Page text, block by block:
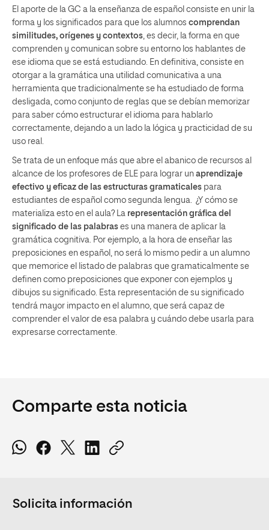
El aporte de la GC a la enseñanza de español consiste en unir la
forma y los significados para que los alumnos comprendan
similitudes, orígenes y contextos, es decir, la forma en que
comprenden y comunican sobre su entorno los hablantes de
ese idioma que se está estudiando. En definitiva, consiste en
otorgar a la gramática una utilidad comunicativa a una
herramienta que tradicionalmente se ha estudiado de forma
desligada, como conjunto de reglas que se debían memorizar
para saber cómo estructurar el idioma para hablarlo
correctamente, dejando a un lado la lógica y practicidad de su
uso real.
Se trata de un enfoque más que abre el abanico de recursos al
alcance de los profesores de ELE para lograr un aprendizaje
efectivo y eficaz de las estructuras gramaticales para
estudiantes de español como segunda lengua. ¿Y cómo se
materializa esto en el aula? La representación gráfica del
significado de las palabras es una manera de aplicar la
gramática cognitiva. Por ejemplo, a la hora de enseñar las
preposiciones en español, no será lo mismo pedir a un alumno
que memorice el listado de palabras que gramaticalmente se
definen como preposiciones que exponer con ejemplos y
dibujos su significado. Esta representación de su significado
tendrá mayor impacto en el alumno, que será capaz de
comprender el valor de esa palabra y cuándo debe usarla para
expresarse correctamente.
Comparte esta noticia
Solicita información